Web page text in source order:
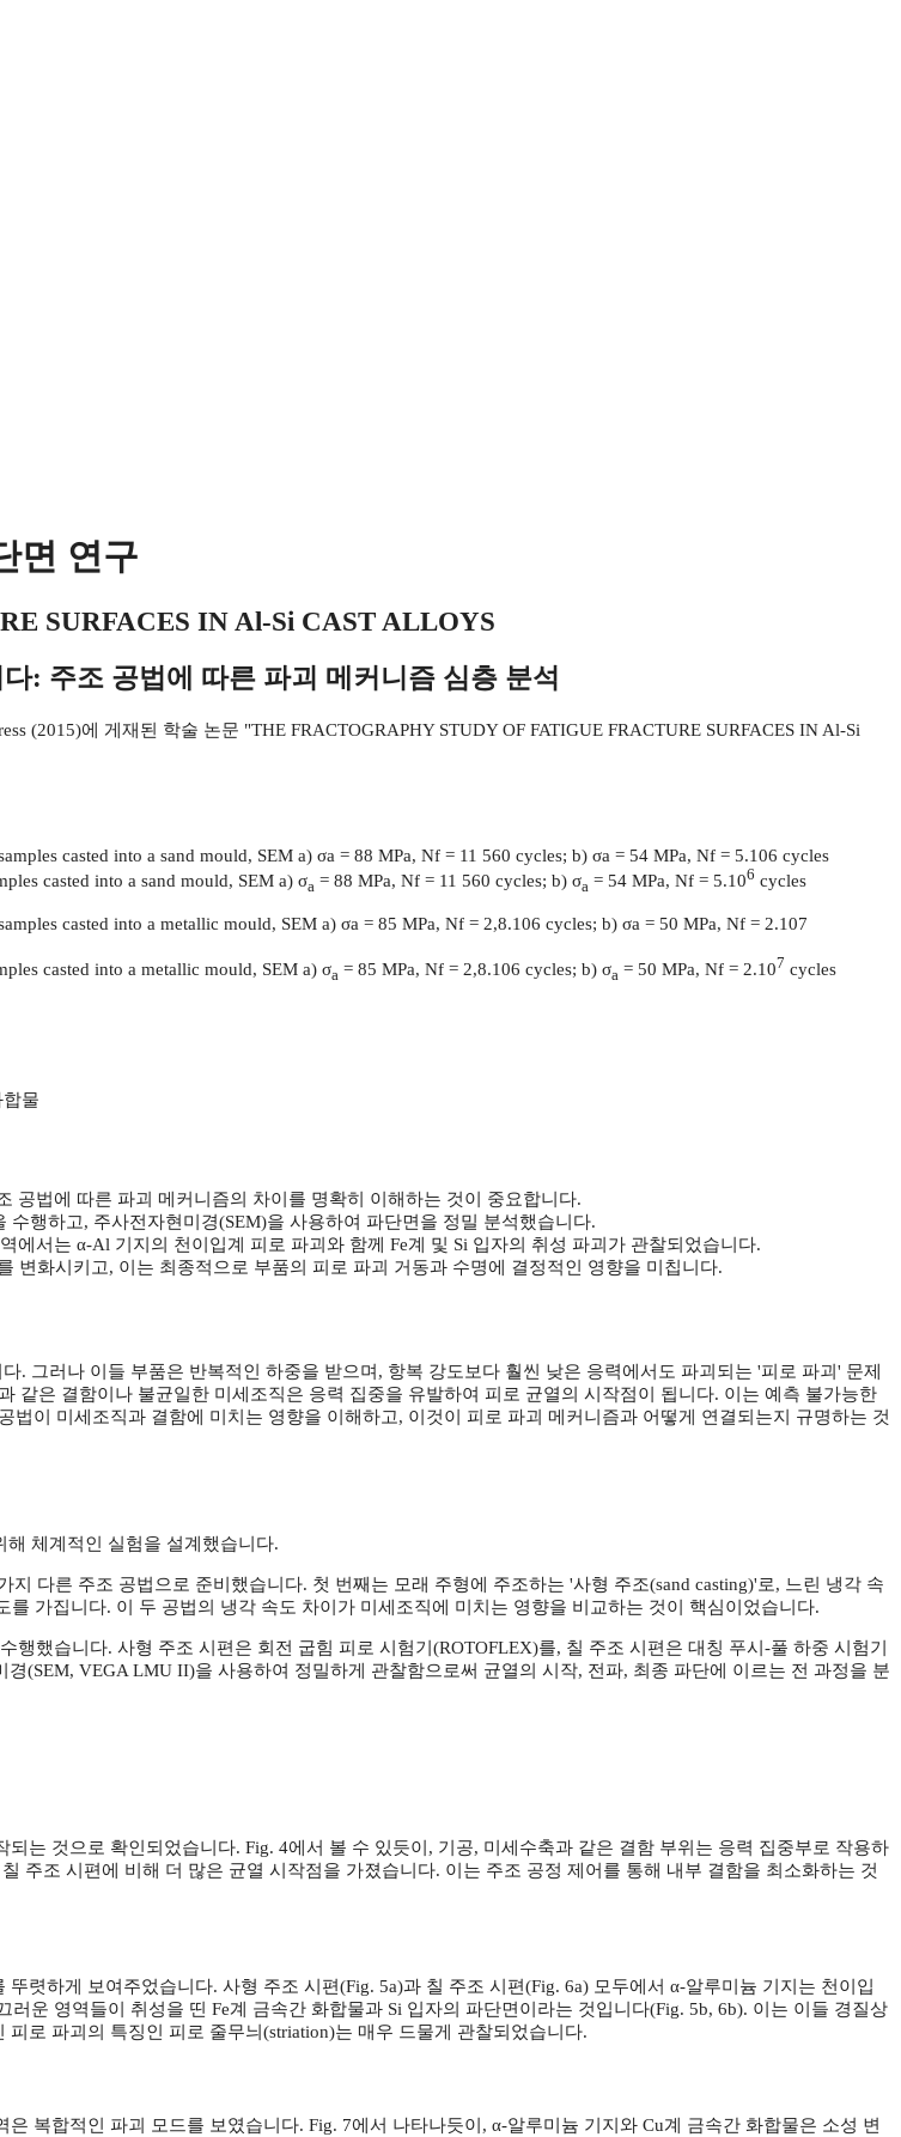
면 연구
SURFACES IN Al-Si CAST ALLOYS
: 주조 공법에 따른 파괴 메커니즘 심층 분석
(2015)에 게재된 학술 논문 "THE FRACTOGRAPHY STUDY OF FATIGUE FRACTURE SURFACES IN Al-Si
casted into a sand mould, SEM a) σa = 88 MPa, Nf = 11 560 cycles; b) σa = 54 MPa, Nf = 5.106 cycles
casted into a metallic mould, SEM a) σa = 85 MPa, Nf = 2,8.106 cycles; b) σa = 50 MPa, Nf = 2.107 cycles
물
공법에 따른 파괴 메커니즘의 차이를 명확히 이해하는 것이 중요합니다.
행하고, 주사전자현미경(SEM)을 사용하여 파단면을 정밀 분석했습니다.
서는 α-Al 기지의 천이입계 피로 파괴와 함께 Fe계 및 Si 입자의 취성 파괴가 관찰되었습니다.
변화시키고, 이는 최종적으로 부품의 피로 파괴 거동과 수명에 결정적인 영향을 미칩니다.
그러나 이들 부품은 반복적인 하중을 받으며, 항복 강도보다 훨씬 낮은 응력에서도 파괴되는 '피로 파괴' 문제
같은 결함이나 불균일한 미세조직은 응력 집중을 유발하여 피로 균열의 시작점이 됩니다. 이는 예측 불가능한
이 미세조직과 결함에 미치는 영향을 이해하고, 이것이 피로 파괴 메커니즘과 어떻게 연결되는지 규명하는 것
체계적인 실험을 설계했습니다.
다른 주조 공법으로 준비했습니다. 첫 번째는 모래 주형에 주조하는 '사형 주조(sand casting)'로, 느린 냉각 속
가집니다. 이 두 공법의 냉각 속도 차이가 미세조직에 미치는 영향을 비교하는 것이 핵심이었습니다.
행했습니다. 사형 주조 시편은 회전 굽힘 피로 시험기(ROTOFLEX)를, 칠 주조 시편은 대칭 푸시-풀 하중 시험기
(SEM, VEGA LMU II)을 사용하여 정밀하게 관찰함으로써 균열의 시작, 전파, 최종 파단에 이르는 전 과정을 분
는 것으로 확인되었습니다. Fig. 4에서 볼 수 있듯이, 기공, 미세수축과 같은 결함 부위는 응력 집중부로 작용하
주조 시편에 비해 더 많은 균열 시작점을 가졌습니다. 이는 주조 공정 제어를 통해 내부 결함을 최소화하는 것
렷하게 보여주었습니다. 사형 주조 시편(Fig. 5a)과 칠 주조 시편(Fig. 6a) 모두에서 α-알루미늄 기지는 천이입
운 영역들이 취성을 띤 Fe계 금속간 화합물과 Si 입자의 파단면이라는 것입니다(Fig. 5b, 6b). 이는 이들 경질상
로 파괴의 특징인 피로 줄무늬(striation)는 매우 드물게 관찰되었습니다.
복합적인 파괴 모드를 보였습니다. Fig. 7에서 나타나듯이, α-알루미늄 기지와 Cu계 금속간 화합물은 소성 변